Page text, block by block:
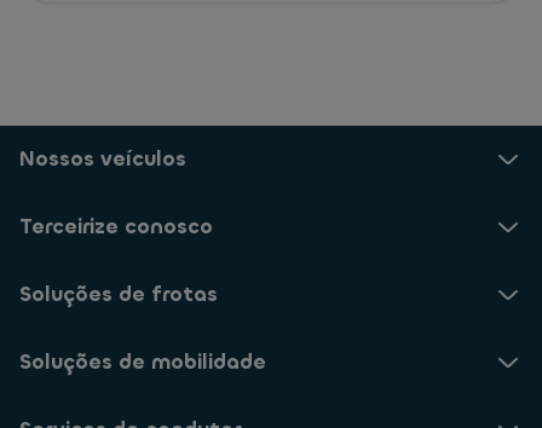
Nossos veículos
Terceirize conosco
Soluções de frotas
Soluções de mobilidade